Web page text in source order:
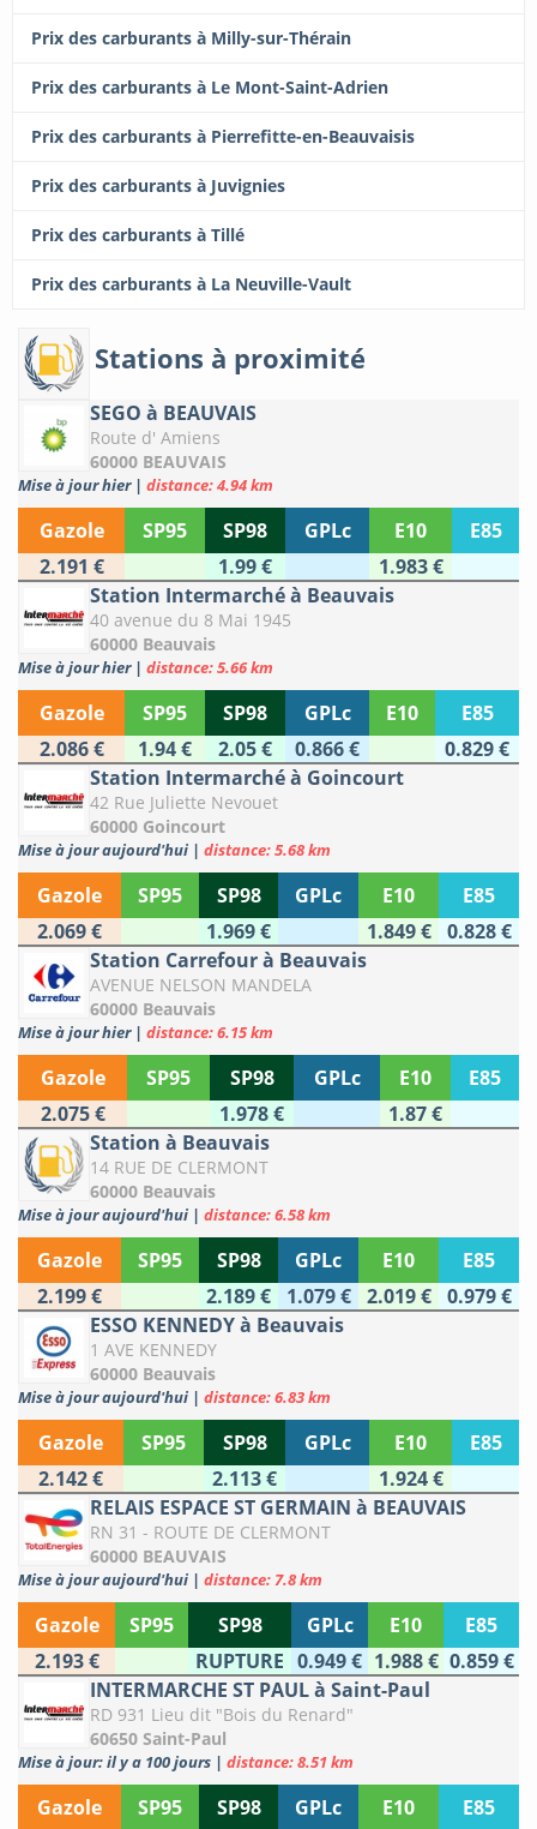
Prix des carburants à Milly-sur-Thérain
Prix des carburants à Le Mont-Saint-Adrien
Prix des carburants à Pierrefitte-en-Beauvaisis
Prix des carburants à Juvignies
Prix des carburants à Tillé
Prix des carburants à La Neuville-Vault
Stations à proximité
SEGO à BEAUVAIS
Route d' Amiens
60000 BEAUVAIS
Mise à jour hier | distance: 4.94 km
Gazole SP95 SP98 GPLc E10
E85
2.191 €
1.99 €
1.983 €
Station Intermarché à Beauvais
40 avenue du 8 Mai 1945
60000 Beauvais
Mise à jour hier | distance: 5.66 km
Gazole SP95 SP98 GPLc E10
E85
2.086 €
1.94 € 2.05 € 0.866 €
0.829 €
Station Intermarché à Goincourt
42 Rue Juliette Nevouet
60000 Goincourt
Mise à jour aujourd'hui | distance: 5.68 km
Gazole SP95 SP98 GPLc E10
E85
2.069 €
1.969 € 1.849 €
0.828 €
Station Carrefour à Beauvais
AVENUE NELSON MANDELA
60000 Beauvais
Mise à jour hier | distance: 6.15 km
Gazole SP95 SP98 GPLc E10
E85
2.075 €
1.978 €
1.87 €
Station à Beauvais
14 RUE DE CLERMONT
60000 Beauvais
Mise à jour aujourd'hui | distance: 6.58 km
Gazole SP95 SP98 GPLc E10
E85
2.199 €
2.189 € 1.079 € 2.019 €
0.979 €
ESSO KENNEDY à Beauvais
1 AVE KENNEDY
60000 Beauvais
Mise à jour aujourd'hui | distance: 6.83 km
Gazole SP95 SP98 GPLc E10
E85
2.142 €
2.113 €
1.924 €
RELAIS ESPACE ST GERMAIN à BEAUVAIS
RN 31 - ROUTE DE CLERMONT
60000 BEAUVAIS
Mise à jour aujourd'hui | distance: 7.8 km
Gazole SP95 SP98 GPLc E10
E85
2.193 €
RUPTURE 0.949 € 1.988 € 0.859 €
INTERMARCHE ST PAUL à Saint-Paul
RD 931 Lieu dit "Bois du Renard"
60650 Saint-Paul
Mise à jour: il y a 100 jours | distance: 8.51 km
Gazole SP95 SP98 GPLc E10
E85